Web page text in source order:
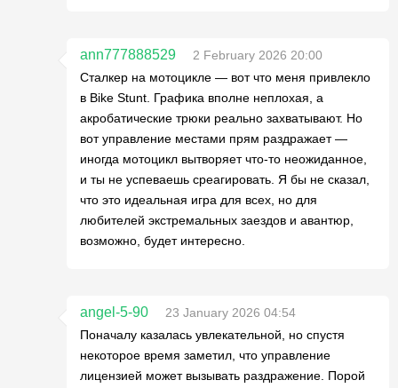
ann777888529
2 February 2026 20:00
Сталкер на мотоцикле — вот что меня привлекло
в Bike Stunt. Графика вполне неплохая, а
акробатические трюки реально захватывают. Но
вот управление местами прям раздражает —
иногда мотоцикл вытворяет что-то неожиданное,
и ты не успеваешь среагировать. Я бы не сказал,
что это идеальная игра для всех, но для
любителей экстремальных заездов и авантюр,
возможно, будет интересно.
angel-5-90
23 January 2026 04:54
Поначалу казалась увлекательной, но спустя
некоторое время заметил, что управление
лицензией может вызывать раздражение. Порой